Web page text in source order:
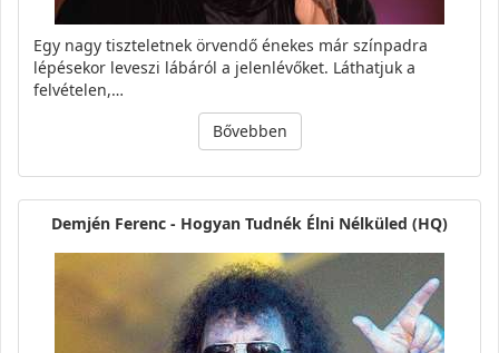
Egy nagy tiszteletnek örvendő énekes már színpadra
lépésekor leveszi lábáról a jelenlévőket. Láthatjuk a
felvételen,…
Bővebben
Demjén Ferenc - Hogyan Tudnék Élni Nélküled (HQ)